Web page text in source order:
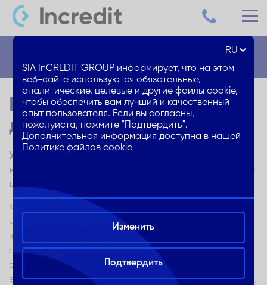
Выбирай лучшую мойку
для своей кухни!
Узнай характеристики качественной мойки для кухни,
и выбирай наиболее подходящую по самой выгодной
цене!
Кухонную мойку нельзя выбирать прямо в магазине –
чтобы приобрести самую подходящую для Твоего
жилища мойку по наиболее выгодной цене, надо
своевременно исследовать рынок. Какие наиболее
важные факторы надо принимать во внимание,
выбирая мойку для кухни? Дальше в статье – вопросы,
RU
SIA InCREDIT GROUP информирует, что на этом
веб-сайте используются обязательные,
аналитические, целевые и другие файлы cookie,
чтобы обеспечить вам лучший и качественный
опыт пользователя. Если вы согласны,
пожалуйста, нажмите "Подтвердить".
Дополнительная информация доступна в нашей
Политике файлов cookie
Изменить
Подтвердить